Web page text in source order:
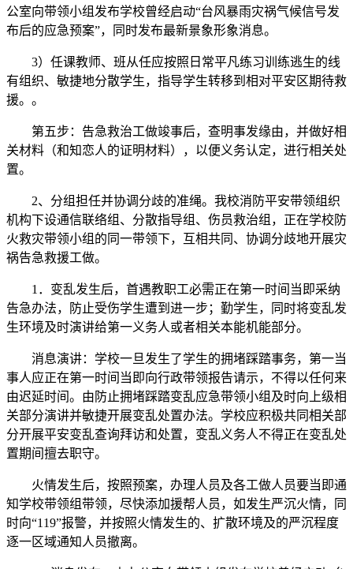
公室向带领小组发布学校曾经启动“台风暴雨灾祸气候信号发
布后的应急预案”，同时发布最新景象形象消息。
3）任课教师、班从任应按照日常平凡练习训练逃生的线
有组织、敏捷地分散学生，指导学生转移到相对平安区期待救
援。。
第五步：告急救治工做竣事后，查明事发缘由，并做好相
关材料（和知恋人的证明材料），以便义务认定，进行相关处
置。
2、分组担任并协调分歧的准绳。我校消防平安带领组织
机构下设通信联络组、分散指导组、伤员救治组，正在学校防
火救灾带领小组的同一带领下，互相共同、协调分歧地开展灾
祸告急救援工做。
1．变乱发生后，首遇教职工必需正在第一时间当即采纳
告急办法，防止受伤学生遭到进一步；勤学生，同时将变乱发
生环境及时演讲给第一义务人或者相关本能机能部分。
消息演讲：学校一旦发生了学生的拥堵踩踏事务，第一当
事人应正在第一时间当即向行政带领报告请示，不得以任何来
由迟延时间。由防止拥堵踩踏变乱应急带领小组及时向上级相
关部分演讲并敏捷开展变乱处置办法。学校应积极共同相关部
分开展平安变乱查询拜访和处置，变乱义务人不得正在变乱处
置期间擅去职守。
火情发生后，按照预案，办理人员及各工做人员要当即通
知学校带领组带领，尽快添加援帮人员，如发生严沉火情，同
时向“119”报警，并按照火情发生的、扩散环境及的严沉程度
逐一区域通知人员撤离。